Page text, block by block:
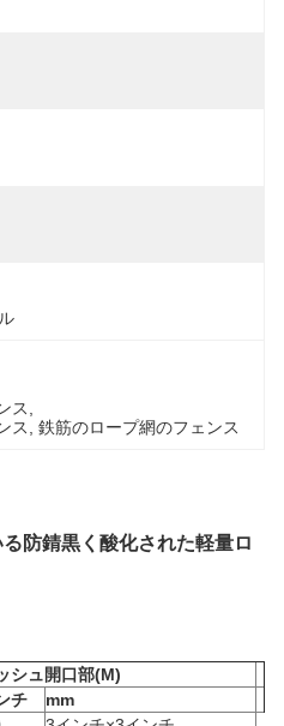
ス
ス
鉄筋のロープ網のフェンス
防錆黒く酸化された軽量ロ
シュ開口部(M)
チ
mm